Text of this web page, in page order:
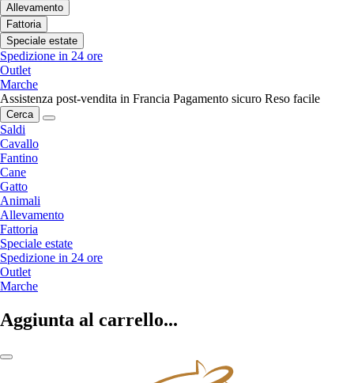
Allevamento
Fattoria
Speciale estate
Spedizione in 24 ore
Outlet
Marche
Assistenza post-vendita in Francia Pagamento sicuro Reso facile
Cerca
Saldi
Cavallo
Fantino
Cane
Gatto
Animali
Allevamento
Fattoria
Speciale estate
Spedizione in 24 ore
Outlet
Marche
Aggiunta al carrello...